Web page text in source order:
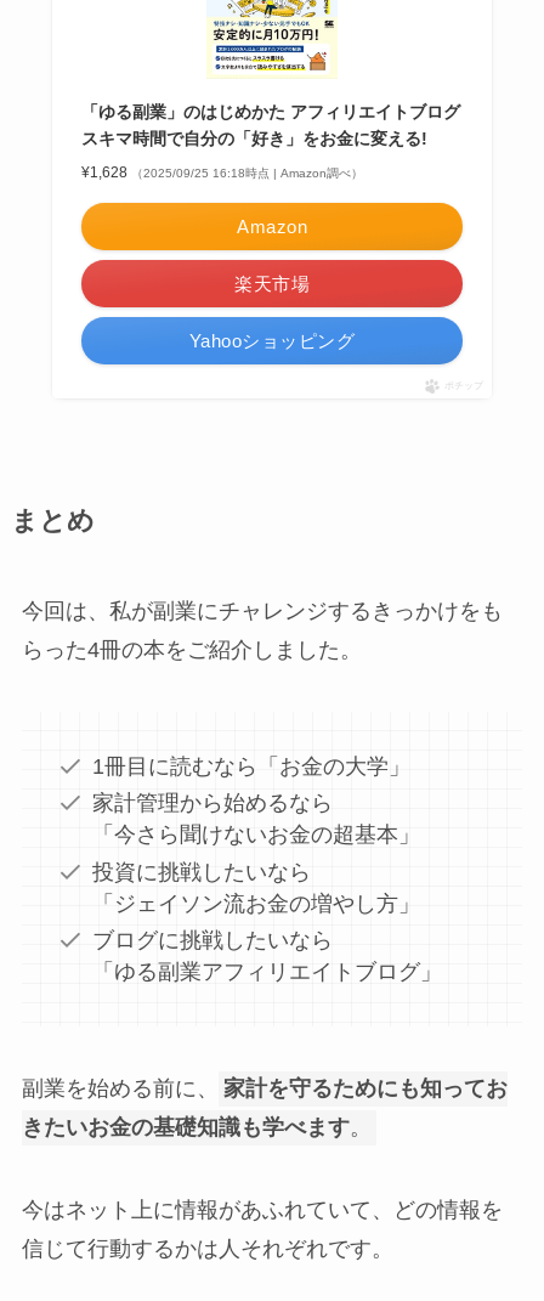
「ゆる副業」のはじめかた アフィリエイトブログ
スキマ時間で自分の「好き」をお金に変える!
¥1,628 （2025/09/25 16:18時点 | Amazon調べ）
Amazon
楽天市場
Yahooショッピング
ポチップ
まとめ
今回は、私が副業にチャレンジするきっかけをも
らった4冊の本をご紹介しました。
1冊目に読むなら「お金の大学」
家計管理から始めるなら
「今さら聞けないお金の超基本」
投資に挑戦したいなら
「ジェイソン流お金の増やし方」
ブログに挑戦したいなら
「ゆる副業アフィリエイトブログ」
副業を始める前に、
家計を守るためにも知ってお
きたいお金の基礎知識も学べます。
今はネット上に情報があふれていて、どの情報を
信じて行動するかは人それぞれです。